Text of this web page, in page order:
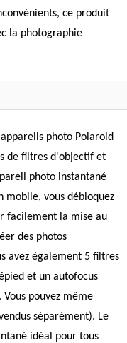
ce produit
la photographie
photo Polaroid
de filtres d'objectif et
photo instantané
mobile, vous débloquez
facilement la mise au
des photos
avez également 5 filtres
et un autofocus
pouvez même
séparément). Le
idéal pour tous